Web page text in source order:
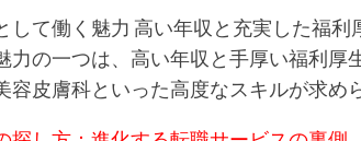
して働く魅力 高い年収と充実した福
力の一つは、高い年収と手厚い福利厚
容皮膚科といった高度なスキルが求め